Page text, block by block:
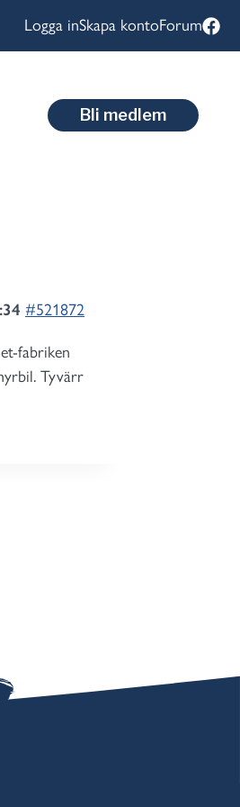
Logga inSkapa kontoForum
Bli medlem
#521872
fabriken
Tyvärr